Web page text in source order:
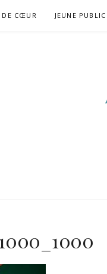
DE CŒUR JEUNE PUBLIC